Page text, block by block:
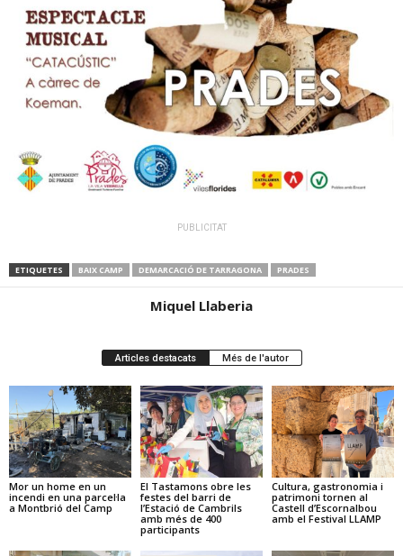
PUBLICITAT
ETIQUETES BAIX CAMP DEMARCACIÓ DE TARRAGONA PRADES
Miquel Llaberia
Articles destacats Més de l'autor
Mor un home en un
incendi en una parcel·la
a Montbrió del Camp
El Tastamons obre les
festes del barri de
l’Estació de Cambrils
amb més de 400
participants
Cultura, gastronomia i
patrimoni tornen al
Castell d’Escornalbou
amb el Festival LLAMP